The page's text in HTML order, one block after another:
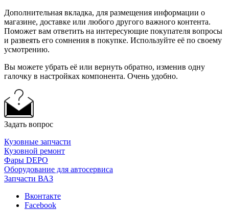
Дополнительная вкладка, для размещения информации о
магазине, доставке или любого другого важного контента.
Поможет вам ответить на интересующие покупателя вопросы
и развеять его сомнения в покупке. Используйте её по своему
усмотрению.
Вы можете убрать её или вернуть обратно, изменив одну
галочку в настройках компонента. Очень удобно.
Задать вопрос
Кузовные запчасти
Кузовной ремонт
Фары DEPO
Оборудование для автосервиса
Запчасти ВАЗ
Вконтакте
Facebook